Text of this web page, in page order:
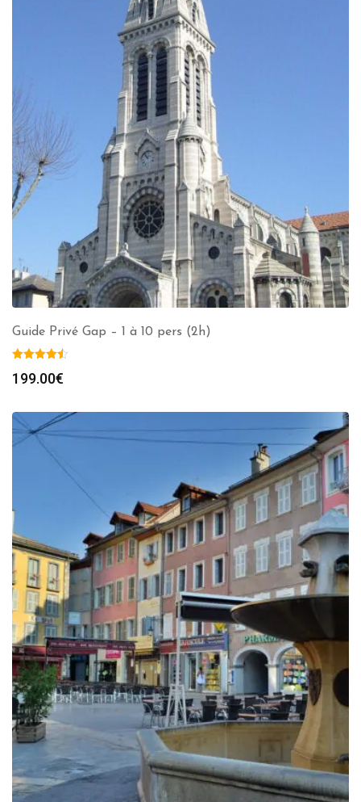
Guide Privé Gap – 1 à 10 pers (2h)
199.00€